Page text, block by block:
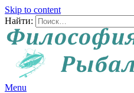
Skip to content
Найти:
Menu